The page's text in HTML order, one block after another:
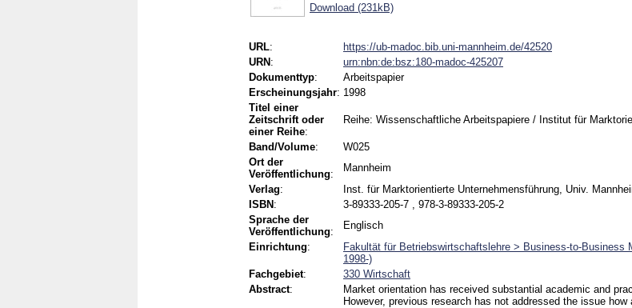
Download (231kB)
URL:
https://ub-madoc.bib.uni-mannheim.de/42520
URN :
urn:nbn:de:bsz:180-madoc-425207
Dokumenttyp:
Arbeitspapier
Erscheinungsjahr: 1998
Titel einer
Zeitschrift oder
einer Reihe:
Reihe: Wissenschaftliche Arbeitspapiere / Institut für
Band/Volume:
W025
Ort der
Veröffentlichung:
Mannheim
Verlag:
Inst. für Marktorientierte Unternehmensführung, Univ.
ISBN :
3-89333-205-7 , 978-3-89333-205-2
Sprache der
Veröffentlichung:
Englisch
Einrichtung:
Fakultät für Betriebswirtschaftslehre > Business-to-Business
1998-)
Fachgebiet:
330 Wirtschaft
Abstract:
Market orientation has received substantial academic and
However, previous research has not addressed the issue